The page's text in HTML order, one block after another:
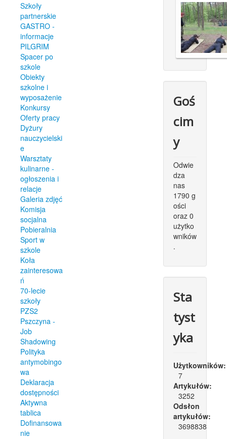
Szkoły
partnerskie
GASTRO -
informacje
PILGRIM
Spacer po
szkole
Obiekty
szkolne i
wyposażenie
Konkursy
Oferty pracy
Dyżury
nauczycielski
e
Warsztaty
kulinarne -
ogłoszenia i
relacje
Galeria zdjęć
Komisja
socjalna
Pobieralnia
Sport w
szkole
Koła
zainteresowa
ń
70-lecie
szkoły
PZS2
Pszczyna -
Job
Shadowing
Polityka
antymobingo
wa
Deklaracja
dostępności
Aktywna
tablica
Dofinansowa
nie
Goś
cim
y
Odwie
dza
nas
1790 g
ości
oraz 0
użytko
wników
.
Sta
tyst
yka
Użytkowników:
7
Artykułów:
3252
Odsłon
artykułów:
3698838